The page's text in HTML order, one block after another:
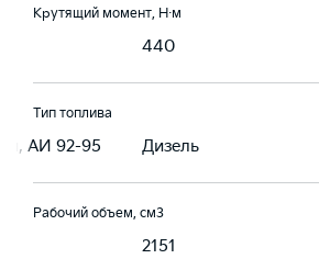
Крутящий момент, Н·м
440
Тип топлива
АИ 92-95 Дизель
Рабочий объем, см3
2151